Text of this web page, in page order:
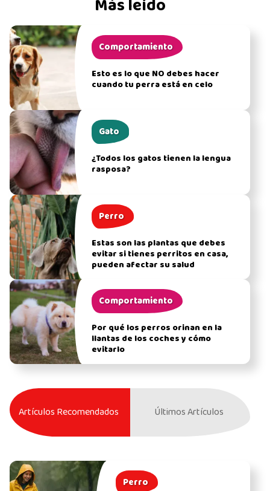
Más leído
Comportamiento
Esto es lo que NO debes hacer
cuando tu perra está en celo
Gato
¿Todos los gatos tienen la lengua
rasposa?
Perro
Estas son las plantas que debes
evitar si tienes perritos en casa,
pueden afectar su salud
Comportamiento
Por qué los perros orinan en la
llantas de los coches y cómo
evitarlo
Artículos Recomendados Últimos Artículos
Perro